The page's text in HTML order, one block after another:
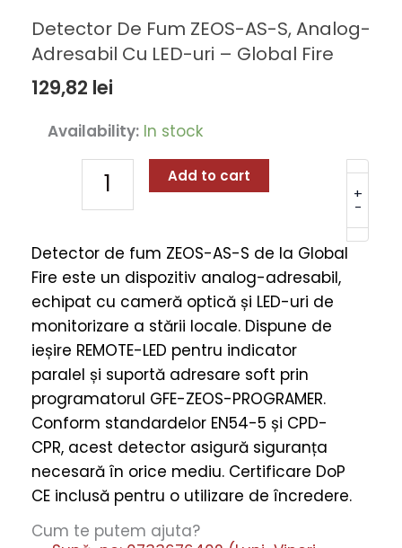
Detector De Fum ZEOS-AS-S, Analog-
Adresabil Cu LED-uri – Global Fire
129,82 lei
Availability: In stock
-
De
Analog-
Adresabil
Cu
LED-
uri
-
Global
Fire
quantity
+
Add to cart
Detector de fum ZEOS-AS-S de la Global
Fire este un dispozitiv analog-adresabil,
echipat cu cameră optică și LED-uri de
monitorizare a stării locale. Dispune de
ieșire REMOTE-LED pentru indicator
paralel și suportă adresare soft prin
programatorul GFE-ZEOS-PROGRAMER.
Conform standardelor EN54-5 și CPD-
CPR, acest detector asigură siguranța
necesară în orice mediu. Certificare DoP
CE inclusă pentru o utilizare de încredere.
Cum te putem ajuta?